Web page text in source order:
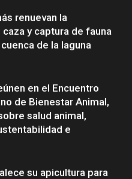
renuevan la
y captura de fauna
de la laguna
en el Encuentro
de Bienestar Animal,
salud animal,
e
su apicultura para